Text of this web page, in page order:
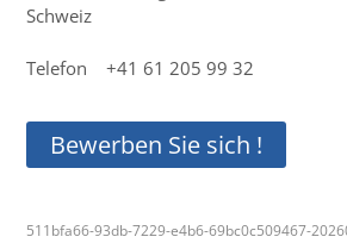
Schweiz
Telefon +41 61 205 99 32
Bewerben Sie sich !
511bfa66-93db-7229-e4b6-69bc0c509467-